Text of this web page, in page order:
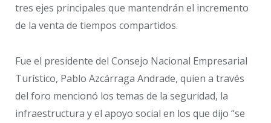
tres ejes principales que mantendrán el incremento
de la venta de tiempos compartidos.
Fue el presidente del Consejo Nacional Empresarial
Turístico, Pablo Azcárraga Andrade, quien a través
del foro mencionó los temas de la seguridad, la
infraestructura y el apoyo social en los que dijo “se